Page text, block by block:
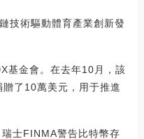
技術驅動體育產業創新發
基金會。在去年10月，該
了10萬美元，用于推進
士FINMA警告比特幣存